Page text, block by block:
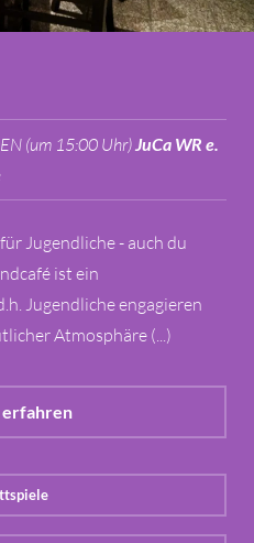
(um 15:00 Uhr)JuCa WR e.
Jugendliche - auch du
ist ein
Jugendliche engagieren
Atmosphäre (...)
erfahren